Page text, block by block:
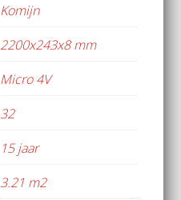
Komijn
2200x243x8 mm
Micro 4V
32
15 jaar
3.21 m2